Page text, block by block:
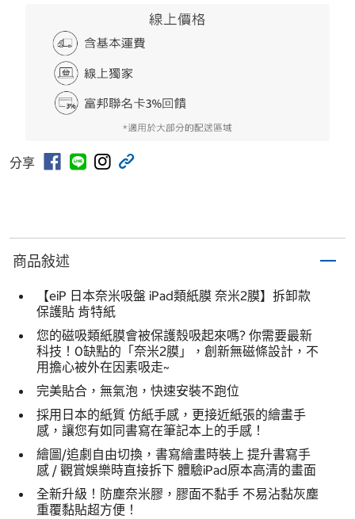
分享
商品敍述
【eiP 日本奈米吸盤 iPad類紙膜 奈米2膜】拆卸款
保護貼 肯特紙
您的磁吸類紙膜會被保護殼吸起來嗎? 你需要最新
科技！0缺點的「奈米2膜」，創新無磁條設計，不
用擔心被外在因素吸走~
完美貼合，無氣泡，快速安裝不跑位
採用日本的紙質 仿紙手感，更接近紙張的繪畫手
感，讓您有如同書寫在筆記本上的手感！
繪圖/追劇自由切換，書寫繪畫時裝上 提升書寫手
感 / 觀賞娛樂時直接拆下 體驗iPad原本高清的畫面
全新升級！防塵奈米膠，膠面不黏手 不易沾黏灰塵
重覆黏貼超方便！